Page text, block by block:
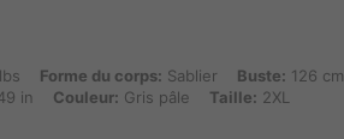
du corps: Sablier, Buste: 126 cm / 49.6 in,
Forme du corps: Sablier Buste: 126
in Couleur: Gris pâle Taille: 2XL